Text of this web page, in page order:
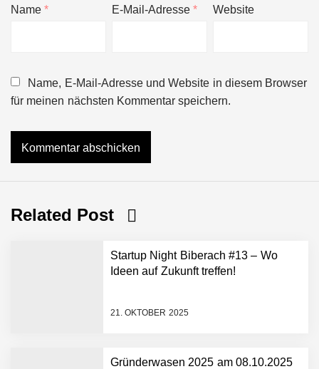
Name* E-Mail-Adresse* Website
Name, E-Mail-Adresse und Website in diesem Browser
für meinen nächsten Kommentar speichern.
Related Post
Startup Night Biberach #13 – Wo
Ideen auf Zukunft treffen!
21. OKTOBER 2025
Gründerwasen 2025 am 08.10.2025